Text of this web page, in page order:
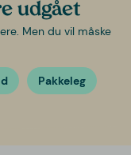
udgået
Men du vil måske
Pakkeleg